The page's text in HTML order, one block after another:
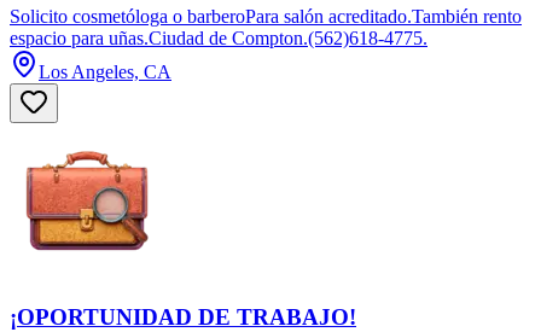
Solicito cosmetóloga o barberoPara salón acreditado.También rento
espacio para uñas.Ciudad de Compton.(562)618-4775.
Los Angeles, CA
¡OPORTUNIDAD DE TRABAJO!